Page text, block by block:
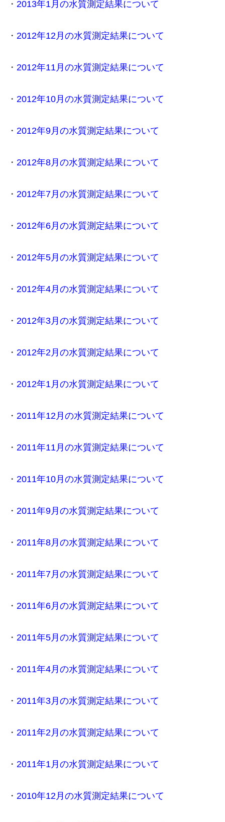
・ 2013年1月の水質測定結果について
・ 2012年12月の水質測定結果について
・ 2012年11月の水質測定結果について
・ 2012年10月の水質測定結果について
・ 2012年9月の水質測定結果について
・ 2012年8月の水質測定結果について
・ 2012年7月の水質測定結果について
・ 2012年6月の水質測定結果について
・ 2012年5月の水質測定結果について
・ 2012年4月の水質測定結果について
・ 2012年3月の水質測定結果について
・ 2012年2月の水質測定結果について
・ 2012年1月の水質測定結果について
・ 2011年12月の水質測定結果について
・ 2011年11月の水質測定結果について
・ 2011年10月の水質測定結果について
・ 2011年9月の水質測定結果について
・ 2011年8月の水質測定結果について
・ 2011年7月の水質測定結果について
・ 2011年6月の水質測定結果について
・ 2011年5月の水質測定結果について
・ 2011年4月の水質測定結果について
・ 2011年3月の水質測定結果について
・ 2011年2月の水質測定結果について
・ 2011年1月の水質測定結果について
・ 2010年12月の水質測定結果について